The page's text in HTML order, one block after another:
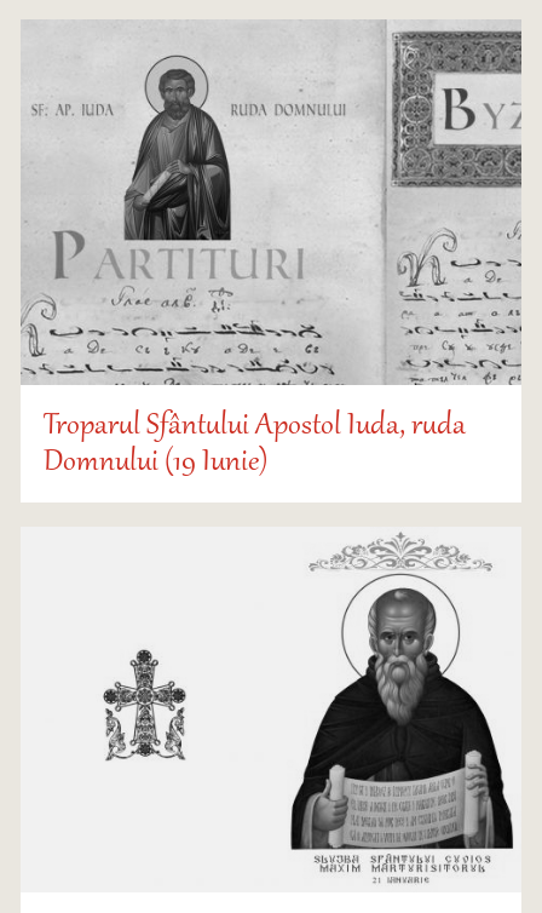
Troparul Sfântului Apostol Iuda, ruda
Domnului (19 Iunie)